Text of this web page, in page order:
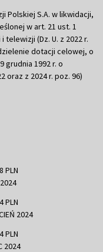
Polskiej S.A. w likwidacji,
w art. 21 ust. 1
telewizji (Dz. U. z 2022 r.
dotacji celowej, o
grudnia 1992 r. o
oraz z 2024 r. poz. 96)
PLN
PLN
2024
PLN
2024